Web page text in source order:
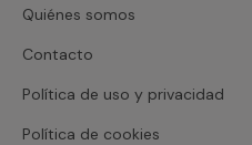
Quiénes somos
Contacto
Política de uso y privacidad
Política de cookies